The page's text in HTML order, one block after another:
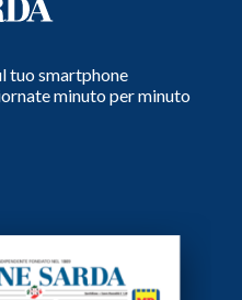
tuo smartphone
minuto per minuto